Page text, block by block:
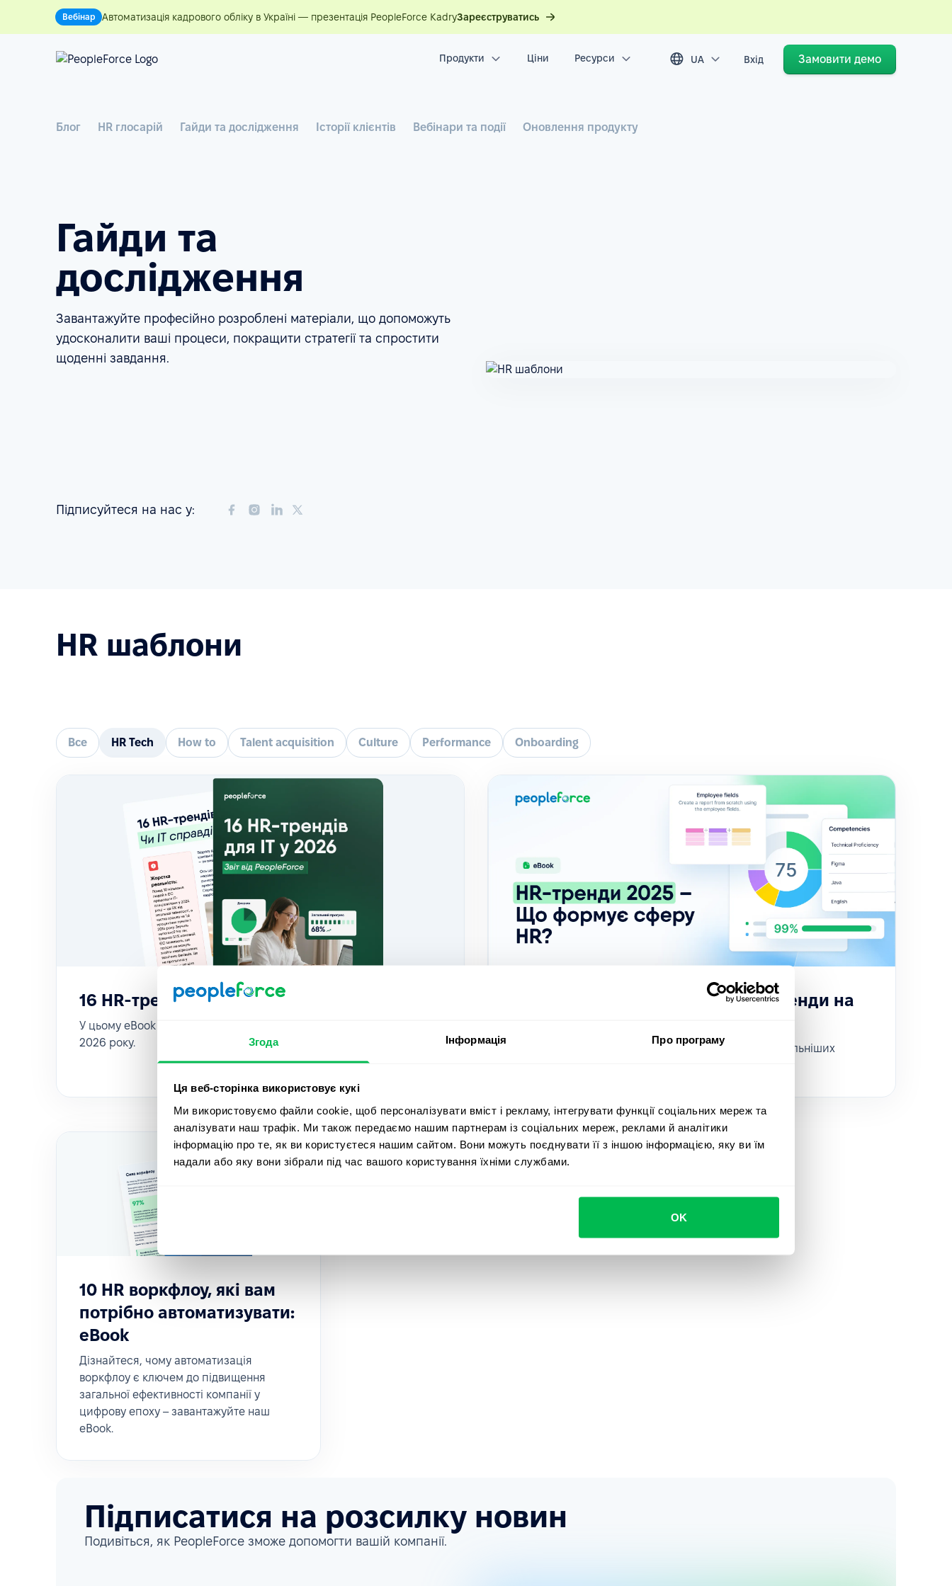
Згода Інформація Про програму
Ця веб-сторінка використовує кукі
Ми використовуємо файли cookie, щоб персоналізувати вміст і рекламу, інтегрувати функції соціальних мереж та
аналізувати наш трафік. Ми також передаємо нашим партнерам із соціальних мереж, реклами й аналітики
інформацію про те, як ви користуєтеся нашим сайтом. Вони можуть поєднувати її з іншою інформацією, яку ви їм
надали або яку вони зібрали під час вашого користування їхніми службами.
OK
Вебінар Автоматизація кадрового обліку в Україні — презентація PeopleForce KadryЗареєструватись
Продукти Ціни Ресурси UA Вхід Замовити демо
Блог HR глосарій Гайди та дослідження Історії клієнтів Вебінари та події Оновлення продукту
Гайди та
дослідження
Завантажуйте професійно розроблені матеріали, що допоможуть
удосконалити ваші процеси, покращити стратегії та спростити
щоденні завдання.
Підписуйтеся на нас у:
HR шаблони
Все HR Tech How to Talent acquisition Culture Performance Onboarding
16 HR-трендів для IT у 2026
У цьому eBook детально розглядаємо 16 найактуальніших трендів
2026 року.
Що формує сферу HR? Про HR-тренди на
У цьому eBook детально розглядаємо п'ять найактуальніших
10 HR воркфлоу, які вам
потрібно автоматизувати:
eBook
Дізнайтеся, чому автоматизація
воркфлоу є ключем до підвищення
загальної ефективності компанії у
цифрову епоху – завантажуйте наш
eBook.
Підписатися на розсилку новин
Подивіться, як PeopleForce зможе допомогти вашій компанії.